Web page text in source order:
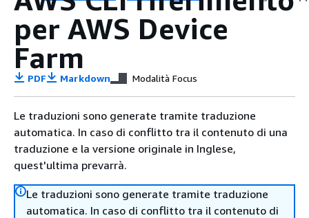
per AWS Device
Farm
PDF Markdown Modalità Focus
Le traduzioni sono generate tramite traduzione
automatica. In caso di conflitto tra il contenuto di una
traduzione e la versione originale in Inglese,
quest'ultima prevarrà.
Le traduzioni sono generate tramite traduzione
automatica. In caso di conflitto tra il contenuto di